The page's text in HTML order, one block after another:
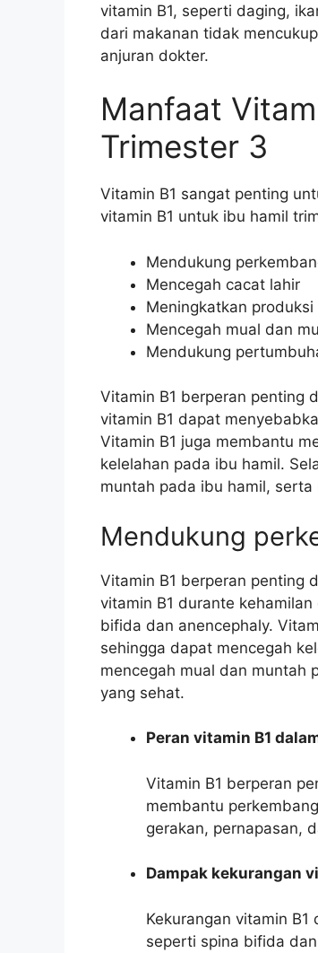
vitamin B1, seperti daging,
dari makanan tidak
anjuran dokter.
Manfaat
Trimester 3
Vitamin B1 sangat penting
vitamin B1 untuk ibu hamil
Mendukung
Mencegah cacat lahir
Meningkatkan produksi
Mencegah mual dan
Mendukung
Vitamin B1 berperan penting
vitamin B1 dapat
Vitamin B1 juga membantu
kelelahan pada ibu hamil.
muntah pada ibu hamil,
Mendukung
Vitamin B1 berperan penting
vitamin B1 durante
bifida dan anencephaly.
sehingga dapat mencegah
mencegah mual dan muntah
yang sehat.
Peran vitamin B1
Vitamin B1 berperan
membantu
gerakan, pernapasan,
Dampak kekurangan
Kekurangan vitamin
seperti spina bifida